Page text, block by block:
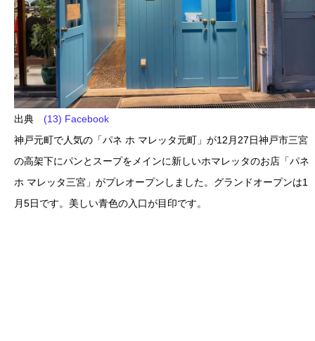
出典 (13) Facebook
神戸元町で人気の「パネ ホ マレッタ元町」が12月27日神戸市三宮
の高架下にパンとスープをメインに新しいホマレッタのお店「パネ
ホ マレッタ三宮」がプレオープンしました。グランドオープンは1
月5日です。美しい青色の入口が目印です。